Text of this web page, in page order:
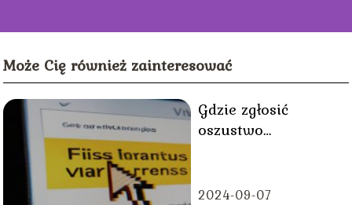
Może Cię również zainteresować
Gdzie zgłosić
oszustwo
2024-09-07